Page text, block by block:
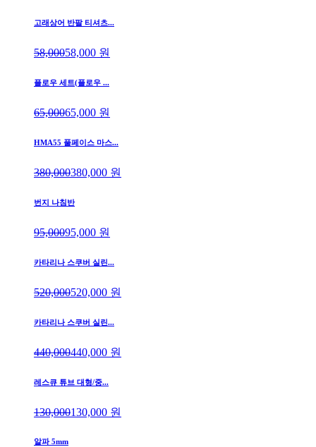
고래상어 반팔 티셔츠...
58,00058,000 원
플로우 세트(플로우 ...
65,00065,000 원
HMA55 풀페이스 마스...
380,000380,000 원
번지 나침반
95,00095,000 원
카타리나 스쿠버 실린...
520,000520,000 원
카타리나 스쿠버 실린...
440,000440,000 원
레스큐 튜브 대형/중...
130,000130,000 원
알파 5mm